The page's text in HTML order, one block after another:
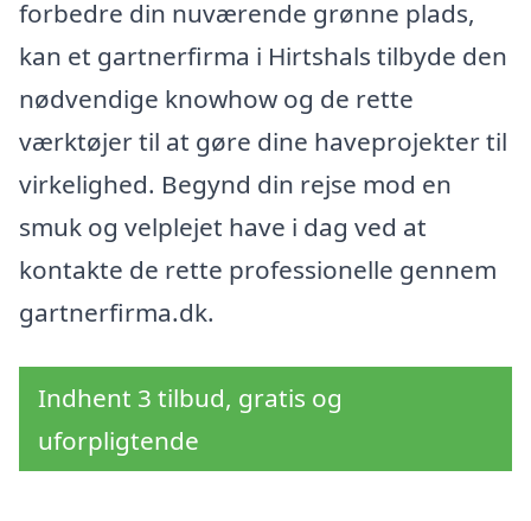
forbedre din nuværende grønne plads,
kan et gartnerfirma i Hirtshals tilbyde den
nødvendige knowhow og de rette
værktøjer til at gøre dine haveprojekter til
virkelighed. Begynd din rejse mod en
smuk og velplejet have i dag ved at
kontakte de rette professionelle gennem
gartnerfirma.dk.
Indhent 3 tilbud, gratis og
uforpligtende